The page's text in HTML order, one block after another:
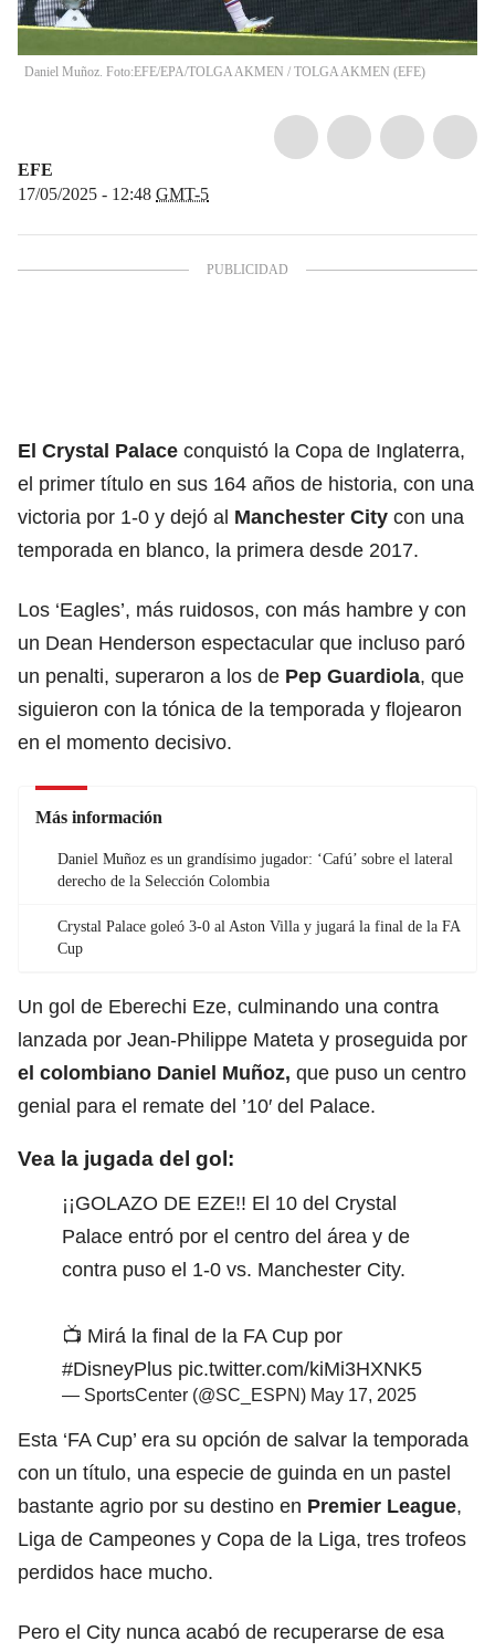
Daniel Muñoz. Foto:EFE/EPA/TOLGA AKMEN / TOLGA AKMEN (EFE)
EFE
17/05/2025 - 12:48 GMT-5
El Crystal Palace conquistó la Copa de Inglaterra,
el primer título en sus 164 años de historia, con una
victoria por 1-0 y dejó al Manchester City con una
temporada en blanco, la primera desde 2017.
Los ‘Eagles’, más ruidosos, con más hambre y con
un Dean Henderson espectacular que incluso paró
un penalti, superaron a los de Pep Guardiola, que
siguieron con la tónica de la temporada y flojearon
en el momento decisivo.
Más información
Daniel Muñoz es un grandísimo jugador: ‘Cafú’ sobre el lateral
derecho de la Selección Colombia
Crystal Palace goleó 3-0 al Aston Villa y jugará la final de la FA
Cup
Un gol de Eberechi Eze, culminando una contra
lanzada por Jean-Philippe Mateta y proseguida por
el colombiano Daniel Muñoz, que puso un centro
genial para el remate del ’10′ del Palace.
Vea la jugada del gol:
¡¡GOLAZO DE EZE!! El 10 del Crystal
Palace entró por el centro del área y de
contra puso el 1-0 vs. Manchester City.
📺 Mirá la final de la FA Cup por
#DisneyPlus pic.twitter.com/kiMi3HXNK5
— SportsCenter (@SC_ESPN) May 17, 2025
Esta ‘FA Cup’ era su opción de salvar la temporada
con un título, una especie de guinda en un pastel
bastante agrio por su destino en Premier League,
Liga de Campeones y Copa de la Liga, tres trofeos
perdidos hace mucho.
Pero el City nunca acabó de recuperarse de esa